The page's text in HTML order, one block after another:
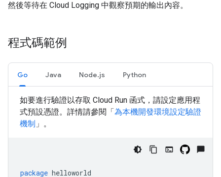
然後等待在 Cloud Logging 中觀察預期的輸出內容。
程式碼範例
Go Java Node.js Python
如要進行驗證以存取 Cloud Run 函式，請設定應用程
式預設憑證。詳情請參閱「為本機開發環境設定驗證
機制 」。
package helloworld